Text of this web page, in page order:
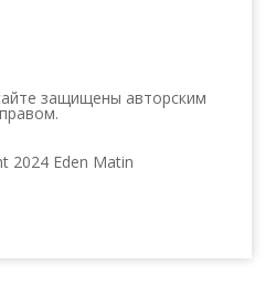
защищены авторским
правом.
2024 Eden Matin